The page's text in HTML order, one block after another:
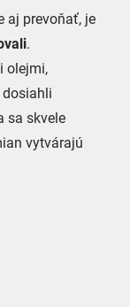
aj prevoňať, je
.
olejmi,
dosiahli
sa skvele
vytvárajú